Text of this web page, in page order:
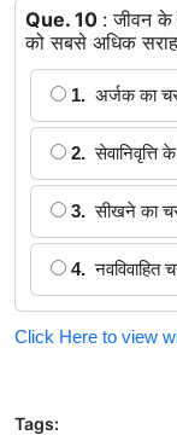
Que. 10 : जीवन के
को सबसे अधिक
1. अर्जक का
2. सेवानिवृत्ति
3. सीखने का
4. नवविवाहित
Click Here to view
Tags: